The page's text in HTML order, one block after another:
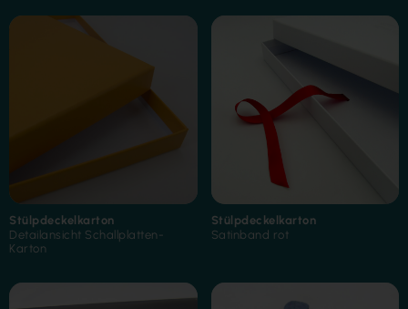
Stülpdeckelkarton
Detailansicht Schallplatten-
Karton
Stülpdeckelkarton
Satinband rot